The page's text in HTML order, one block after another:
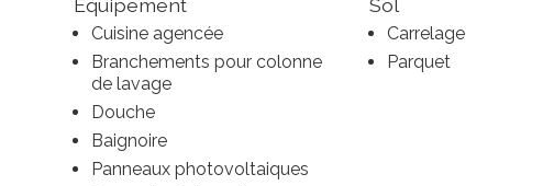
Equipement
Cuisine agencée
Branchements pour colonne
de lavage
Douche
Baignoire
Panneaux photovoltaiques
Sol
Carrelage
Parquet